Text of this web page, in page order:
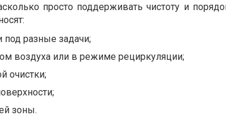
просто поддерживать чистоту и
разные задачи;
воздуха или в режиме рециркуляции;
очистки;
зоны.